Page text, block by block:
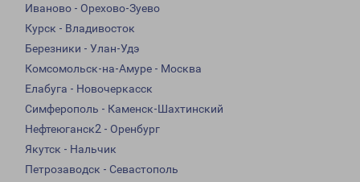
Иваново - Орехово-Зуево
Курск - Владивосток
Березники - Улан-Удэ
Комсомольск-на-Амуре - Москва
Елабуга - Новочеркасск
Симферополь - Каменск-Шахтинский
Нефтеюганск2 - Оренбург
Якутск - Нальчик
Петрозаводск - Севастополь